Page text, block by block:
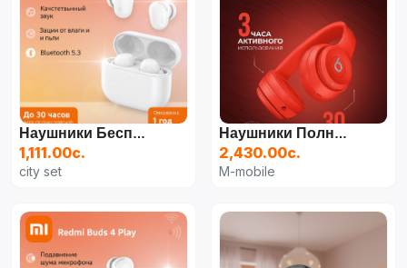
Наушники Беспроводные Redmi Buds 6 Play - Белые
1,111.00с.
city set
Наушники Полноразмерные Bluetooth Beats Studio3 Red
2,430.00с.
M-mobile